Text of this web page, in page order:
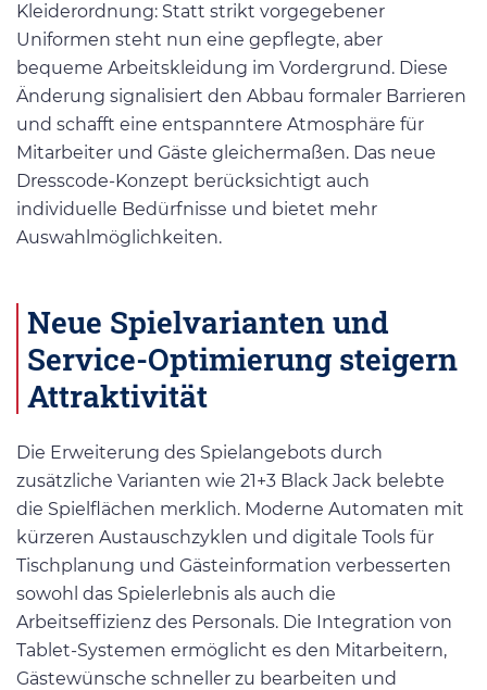
Kleiderordnung: Statt strikt vorgegebener
Uniformen steht nun eine gepflegte, aber
bequeme Arbeitskleidung im Vordergrund. Diese
Änderung signalisiert den Abbau formaler Barrieren
und schafft eine entspanntere Atmosphäre für
Mitarbeiter und Gäste gleichermaßen. Das neue
Dresscode-Konzept berücksichtigt auch
individuelle Bedürfnisse und bietet mehr
Auswahlmöglichkeiten.
Neue Spielvarianten und
Service-Optimierung steigern
Attraktivität
Die Erweiterung des Spielangebots durch
zusätzliche Varianten wie 21+3 Black Jack belebte
die Spielflächen merklich. Moderne Automaten mit
kürzeren Austauschzyklen und digitale Tools für
Tischplanung und Gästeinformation verbesserten
sowohl das Spielerlebnis als auch die
Arbeitseffizienz des Personals. Die Integration von
Tablet-Systemen ermöglicht es den Mitarbeitern,
Gästewünsche schneller zu bearbeiten und